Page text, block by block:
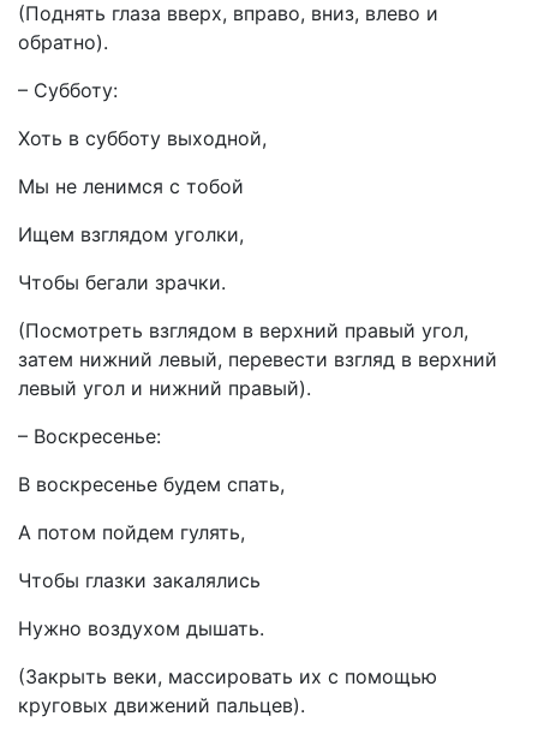
(Поднять глаза вверх, вправо, вниз, влево и
обратно).
– Субботу:
Хоть в субботу выходной,
Мы не ленимся с тобой
Ищем взглядом уголки,
Чтобы бегали зрачки.
(Посмотреть взглядом в верхний правый угол,
затем нижний левый, перевести взгляд в верхний
левый угол и нижний правый).
– Воскресенье:
В воскресенье будем спать,
А потом пойдем гулять,
Чтобы глазки закалялись
Нужно воздухом дышать.
(Закрыть веки, массировать их с помощью
круговых движений пальцев).